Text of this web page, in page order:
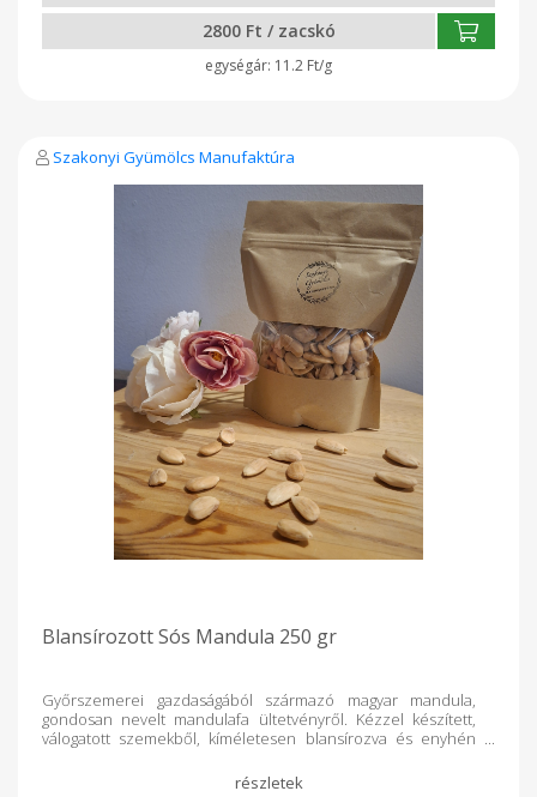
2800 Ft / zacskó
11.2 Ft/g
Szakonyi Gyümölcs Manufaktúra
Blansírozott Sós Mandula 250 gr
Győrszemerei gazdaságából származó magyar mandula,
gondosan nevelt mandulafa ültetvényről. Kézzel készített,
válogatott szemekből, kíméletesen blansírozva és enyhén
érvényesüljön. Hazai termék, tiszta alapanyagokkal és